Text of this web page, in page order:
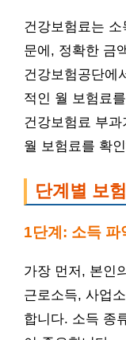
건강보험료는
문에, 정확한 금
건강보험공단에
적인 월 보험료
건강보험료 부
월 보험료를 확
단계별 보
1단계: 소득 파
가장 먼저, 본인
근로소득, 사업
합니다. 소득 종